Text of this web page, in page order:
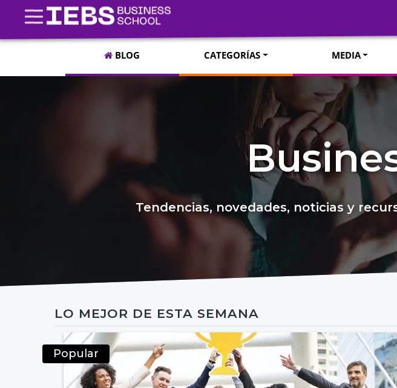
BLOG CATEGORÍAS MEDIA
Tendencias, novedades, noticias y
LO MEJOR DE ESTA SEMANA
Popular